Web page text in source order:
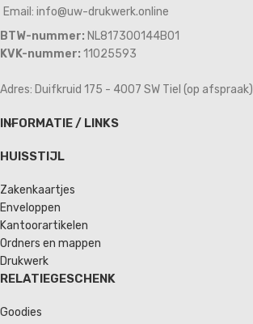
Email: info@uw-drukwerk.online
BTW-nummer: NL817300144B01
KVK-nummer: 11025593
Adres: Duifkruid 175 - 4007 SW Tiel (op afspraak)
INFORMATIE / LINKS
HUISSTIJL
Zakenkaartjes
Enveloppen
Kantoorartikelen
Ordners en mappen
Drukwerk
RELATIEGESCHENK
Goodies